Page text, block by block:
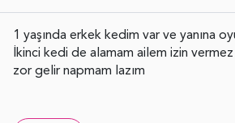
1 yaşında erkek kedim var ve yanına
İkinci kedi de alamam ailem izin
zor gelir napmam lazım